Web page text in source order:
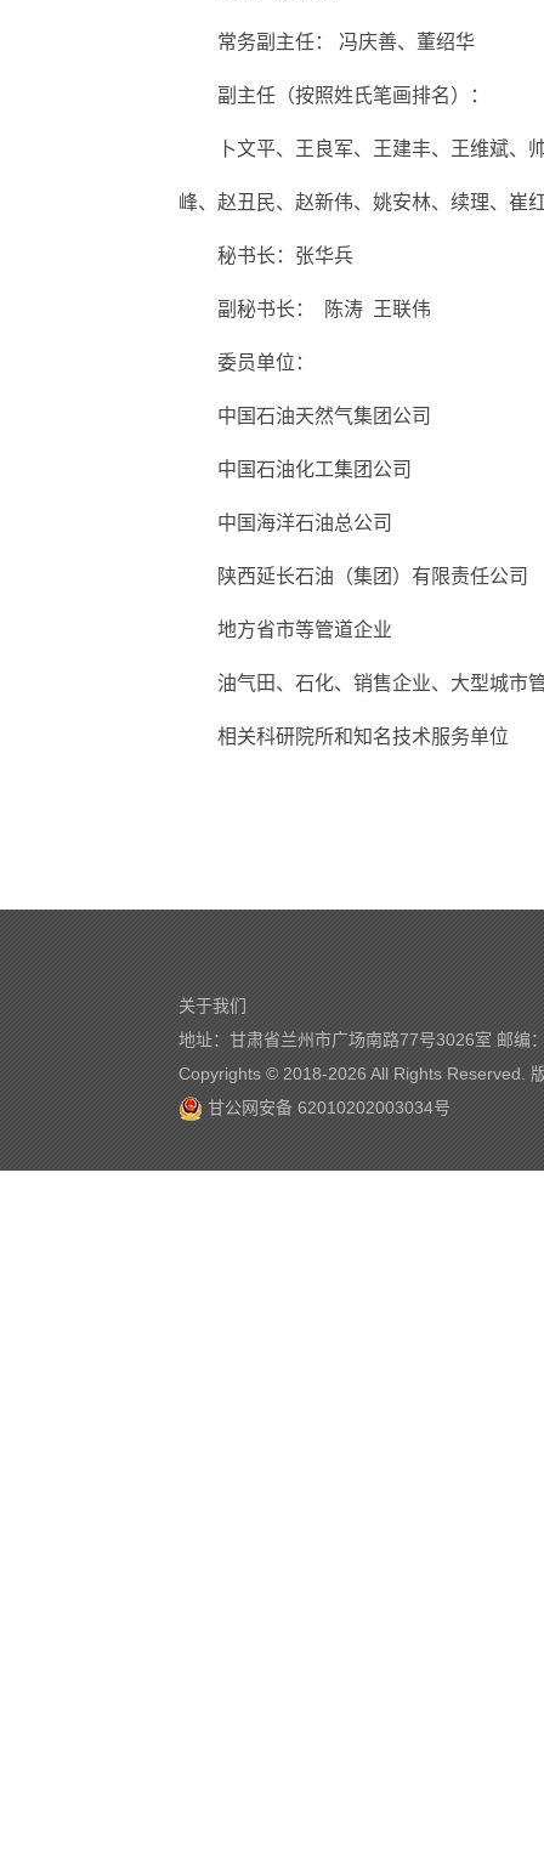
常务副主任： 冯庆善、董绍华
副主任（按照姓氏笔画排名）：
卜文平、王良军、王建丰、王维斌
峰、赵丑民、赵新伟、姚安林、续理、崔
秘书长：张华兵
副秘书长： 陈涛 王联伟
委员单位：
中国石油天然气集团公司
中国石油化工集团公司
中国海洋石油总公司
陕西延长石油（集团）有限责任公司
地方省市等管道企业
油气田、石化、销售企业、大型城市
相关科研院所和知名技术服务单位
关于我们
地址：甘肃省兰州市广场南路77号3026室 邮编
Copyrights © 2018-2026 All Rights Reserved.
甘公网安备 62010202003034号